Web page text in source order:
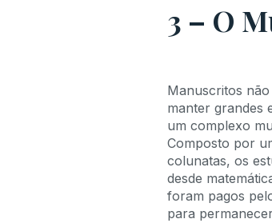
3 – O
Manuscritos
manter grandes
um complexo
Composto por
colunatas, os
desde
foram pagos
para